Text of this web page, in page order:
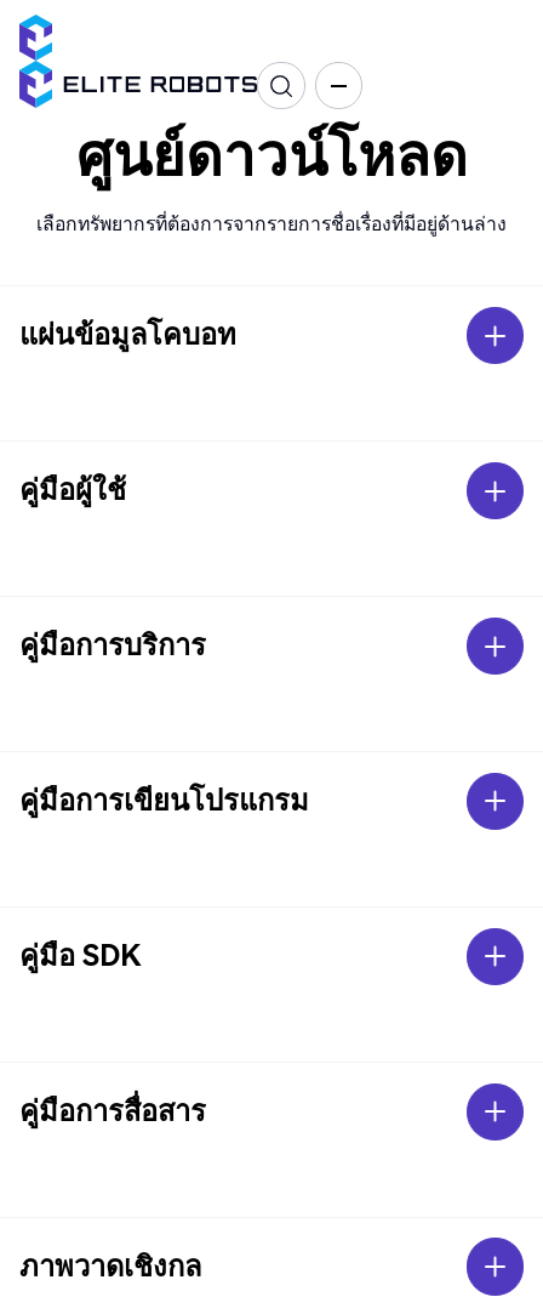
ศูนย์ดาวน์โหลด
เลือกทรัพยากรที่ต้องการจากรายการชื่อเรื่องที่มีอยู่ด้านล่าง
แผ่นข้อมูลโคบอท
คู่มือผู้ใช้
คู่มือการบริการ
คู่มือการเขียนโปรแกรม
คู่มือ SDK
คู่มือการสื่อสาร
ภาพวาดเชิงกล